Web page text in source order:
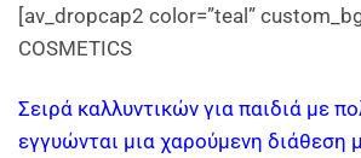
[av_dropcap2 color=”teal”
COSMETICS
Σειρά καλλυντικών για παιδιά με
εγγυώνται μια χαρούμενη διάθεση